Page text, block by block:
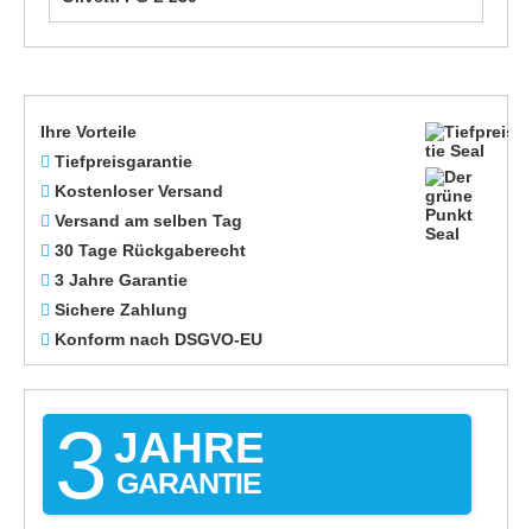
Ihre Vorteile
Tiefpreisgarantie
Kostenloser Versand
Versand am selben Tag
30 Tage Rückgaberecht
3 Jahre Garantie
Sichere Zahlung
Konform nach DSGVO-EU
3 JAHRE
GARANTIE